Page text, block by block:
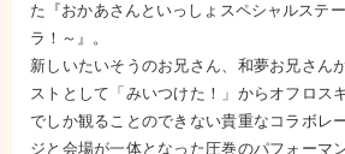
た『おかあさんといっしょスペシャルステ
ラ！～』。
新しいたいそうのお兄さん、和夢お兄さん
ストとして「みいつけた！」からオフロス
でしか観ることのできない貴重なコラボレ
ジと会場が一体となった圧巻のパフォーマ